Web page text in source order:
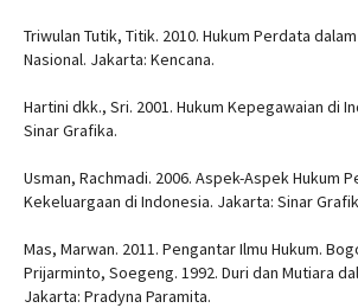
Triwulan Tutik, Titik. 2010. Hukum Perdata
Nasional. Jakarta: Kencana.
Hartini dkk., Sri. 2001. Hukum Kepegawaian di
Sinar Grafika.
Usman, Rachmadi. 2006. Aspek-Aspek Hukum
Kekeluargaan di Indonesia. Jakarta: Sinar
Mas, Marwan. 2011. Pengantar Ilmu Hukum.
Prijarminto, Soegeng. 1992. Duri dan Mutiara
Jakarta: Pradyna Paramita.